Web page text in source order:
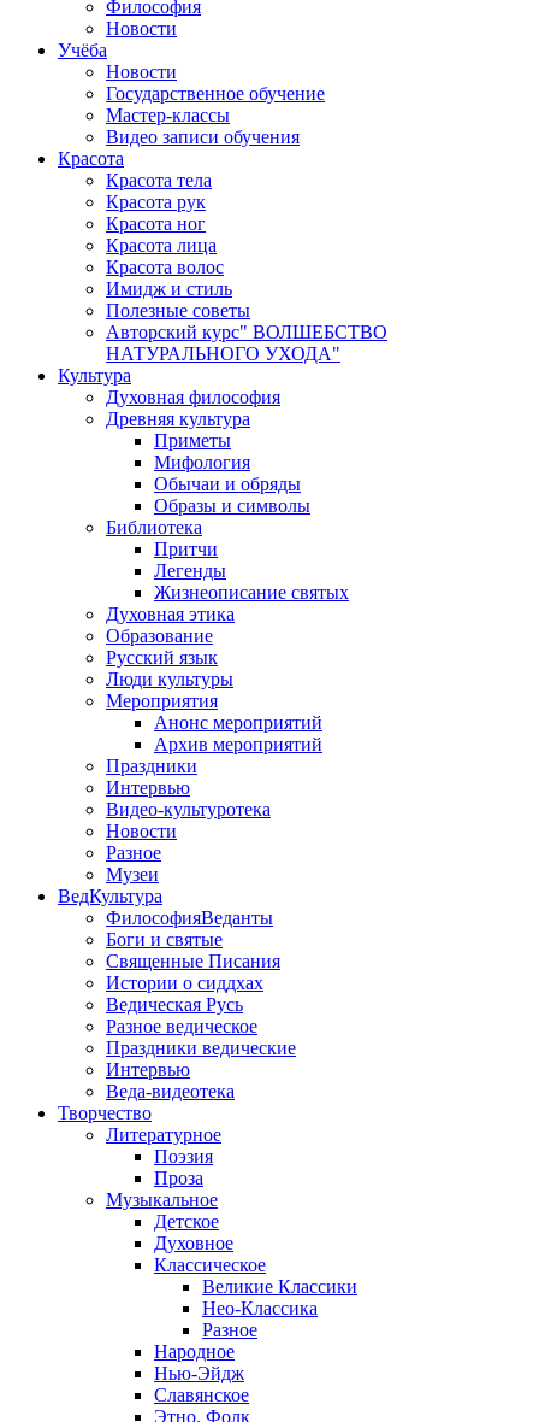
Философия
Новости
Учёба
Новости
Государственное обучение
Мастер-классы
Видео записи обучения
Красота
Красота тела
Красота рук
Красота ног
Красота лица
Красота волос
Имидж и стиль
Полезные советы
Авторский курс" ВОЛШЕБСТВО
НАТУРАЛЬНОГО УХОДА"
Культура
Духовная философия
Древняя культура
Приметы
Мифология
Обычаи и обряды
Образы и символы
Библиотека
Притчи
Легенды
Жизнеописание святых
Духовная этика
Образование
Русский язык
Люди культуры
Мероприятия
Анонс мероприятий
Архив мероприятий
Праздники
Интервью
Видео-культуротека
Новости
Разное
Музеи
ВедКультура
ФилософияВеданты
Боги и святые
Священные Писания
Истории о сиддхах
Ведическая Русь
Разное ведическое
Праздники ведические
Интервью
Веда-видеотека
Творчество
Литературное
Поэзия
Проза
Музыкальное
Детское
Духовное
Классическое
Великие Классики
Нео-Классика
Разное
Народное
Нью-Эйдж
Славянское
Этно. Фолк